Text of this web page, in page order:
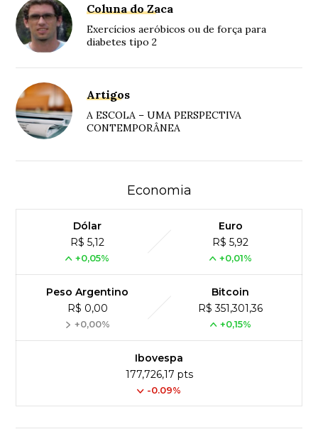
Coluna do Zaca
Exercícios aeróbicos ou de força para
diabetes tipo 2
Artigos
A ESCOLA – UMA PERSPECTIVA
CONTEMPORÂNEA
Economia
Dólar
R$ 5,12
+0,05%
Euro
R$ 5,92
+0,01%
Peso Argentino
R$ 0,00
+0,00%
Bitcoin
R$ 351,301,36
+0,15%
Ibovespa
177,726,17 pts
-0.09%